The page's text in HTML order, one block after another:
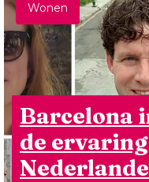
Wonen
Barcelona
de